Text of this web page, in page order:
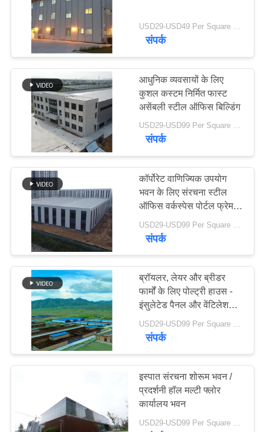
PRIVACY
POLICY
पूर्वनिर्मित स्टील फ्रेम
बिल्डिंग
30
स्ट्रक्चरल स्टील मुस्कराते
हुए
इस्पात संरचना हैंगर
8
USD29-USD49 Per Square Meter MOQ:200 वर्ग मीटर
संपर्क
आधुनिक व्यवसायों के लिए
कुशल कस्टम निर्मित फास्ट
असेंबली स्टील ऑफिस बिल्डिंग
USD29-USD99 Per Square Meter MOQ:200 वर्ग मीटर
संपर्क
कॉर्पोरेट वाणिज्यिक उपयोग
भवन के लिए संरचना स्टील
ऑफिस वर्कस्पेस पोर्टल फ्रेम
समाधान
संपर्क
ब्रॉयलर, लेयर और ब्रीडर
फार्मों के लिए पोल्ट्री हाउस -
इंसुलेटेड पैनल और वेंटिलेशन
सिस्टम के साथ प्रीफैब्रिकेटेड
स्टील स्ट्रक्चर
USD29-USD99 Per Square Meter MOQ:200 वर्ग मीटर
संपर्क
इस्पात संरचना शोरूम भवन /
प्रदर्शनी हॉल मल्टी फ्लोर
कार्यालय भवन
USD29-USD99 Per Square Meter MOQ:500 वर्ग मीटर